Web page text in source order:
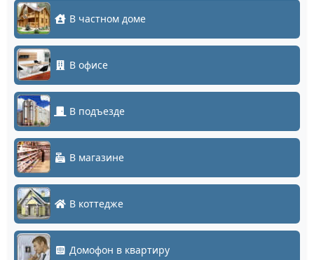
В частном доме
В офисе
В подъезде
В магазине
В коттедже
Домофон в квартиру